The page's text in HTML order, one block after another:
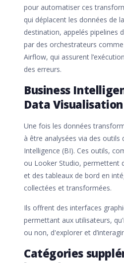
pour automatiser ces
qui déplacent les données de
destination, appelés pipelines
par des orchestrateurs
Airflow, qui assurent
des erreurs.
Business
Data Visualisation
Une fois les données
à être analysées via des outils
Intelligence (BI). Ces outils,
ou Looker Studio, permettent
et des tableaux de bord en
collectées et transformées.
Ils offrent des interfaces
permettant aux utilisateurs,
ou non, d'explorer et
Catégories